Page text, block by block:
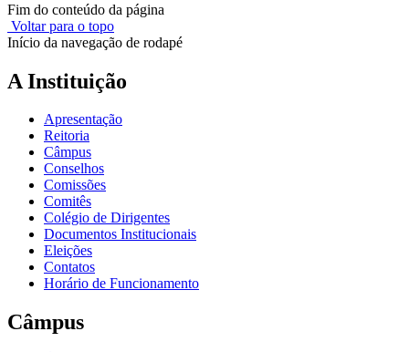
Fim do conteúdo da página
Voltar para o topo
Início da navegação de rodapé
A Instituição
Apresentação
Reitoria
Câmpus
Conselhos
Comissões
Comitês
Colégio de Dirigentes
Documentos Institucionais
Eleições
Contatos
Horário de Funcionamento
Câmpus